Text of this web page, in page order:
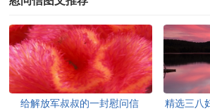
给解放军叔叔的一封慰问信
精选三八